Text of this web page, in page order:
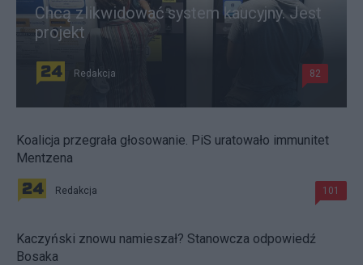
Chcą zlikwidować system kaucyjny. Jest
projekt
Redakcja 82
Koalicja przegrała głosowanie. PiS uratowało immunitet
Mentzena
Redakcja 101
Kaczyński znowu namieszał? Stanowcza odpowiedź
Bosaka